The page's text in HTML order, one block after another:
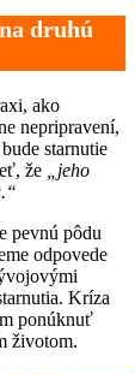
druhú
ako
nepripravení,
starnutie
že
„jeho
pevnú pôdu
odpovede
Kríza
ponúknuť
životom.